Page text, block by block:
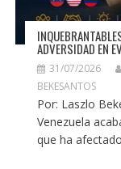
ADVERSIDAD EN
31/07/2026
BEKESANTOS
Por: Laszlo
Venezuela
que ha